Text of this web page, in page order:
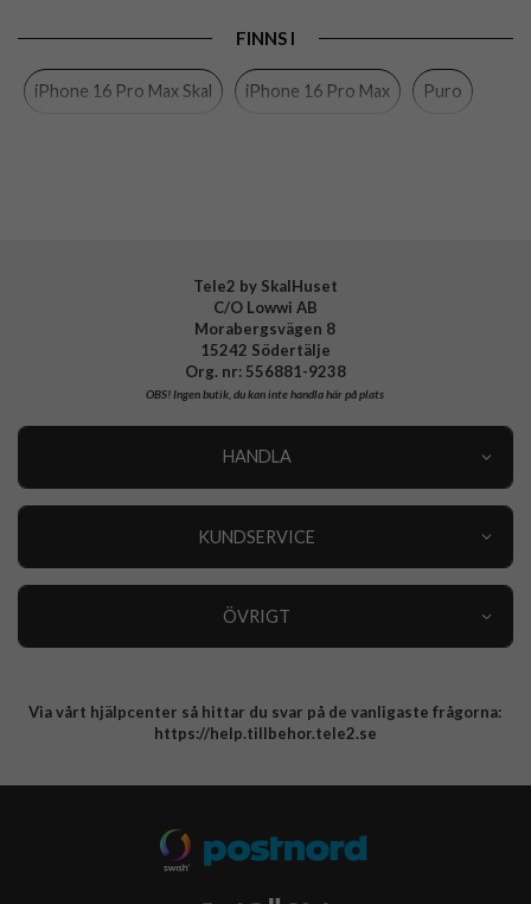
Färg Rosa
FINNS I
iPhone 16 Pro Max Skal iPhone 16 Pro Max Puro
Tele2 by SkalHuset
C/O Lowwi AB
Morabergsvägen 8
15242 Södertälje
Org. nr: 556881-9238
OBS!Ingen butik, du kan inte handla här på plats
HANDLA
KUNDSERVICE
ÖVRIGT
Integritetspolicy
Via vårt hjälpcenter så hittar du svar på de vanligaste frågorna:
https://help.tillbehor.tele2.se